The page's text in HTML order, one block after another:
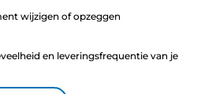
wijzigen of opzeggen
en leveringsfrequentie van je